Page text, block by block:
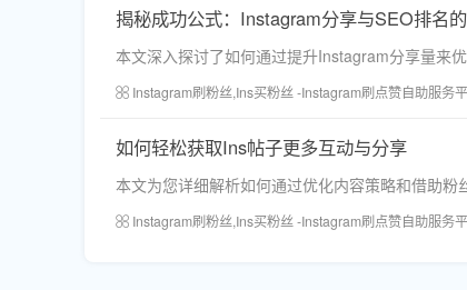
揭秘成功公式：Instagram分享与SEO排名
本文深入探讨了如何通过提升Instagram分享量来
Instagram刷粉丝,Ins买粉丝 -Instagram刷点赞自助服务
如何轻松获取Ins帖子更多互动与分享
本文为您详细解析如何通过优化内容策略和借助
Instagram刷粉丝,Ins买粉丝 -Instagram刷点赞自助服务